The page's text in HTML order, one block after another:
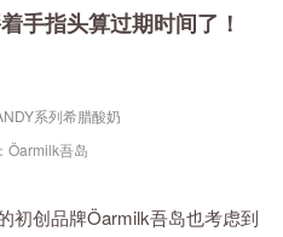
手指头算过期时间了！
系列希腊酸奶
Öarmilk吾岛
初创品牌Öarmilk吾岛也考虑到